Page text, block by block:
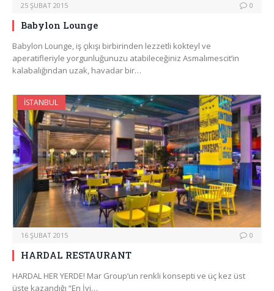
25 ŞUBAT 2015 0
Babylon Lounge
Babylon Lounge, iş çıkışı birbirinden lezzetli kokteyl ve
aperatifleriyle yorgunluğunuzu atabileceğiniz Asmalımescit’in
kalabalığından uzak, havadar bir…
İSTANBUL
16 ŞUBAT 2015 0
HARDAL RESTAURANT
HARDAL HER YERDE! Mar Group’un renkli konsepti ve üç kez üst
üste kazandığı “En İyi…